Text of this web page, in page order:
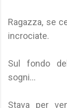
Ragazza, se
incrociate.
Sul fondo
sogni...
Stava per